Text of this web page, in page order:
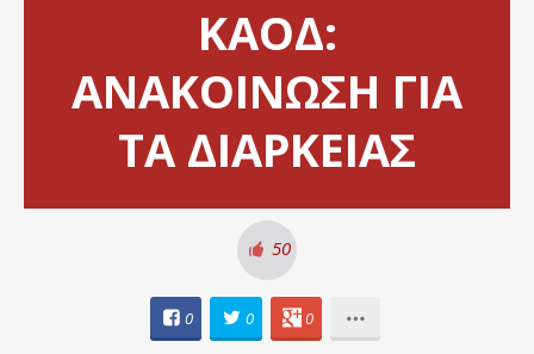
ΚΑΟΔ:
ΑΝΑΚΟΙΝΩΣΗ ΓΙΑ
ΤΑ ΔΙΑΡΚΕΙΑΣ
50
0 0 0